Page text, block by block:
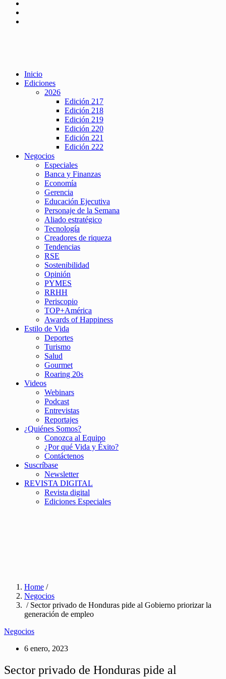
Inicio
Ediciones
2026
Edición 217
Edición 218
Edición 219
Edición 220
Edición 221
Edición 222
Negocios
Especiales
Banca y Finanzas
Economía
Gerencia
Educación Ejecutiva
Personaje de la Semana
Aliado estratégico
Tecnología
Creadores de riqueza
Tendencias
RSE
Sostenibilidad
Opinión
PYMES
RRHH
Periscopio
TOP+América
Awards of Happiness
Estilo de Vida
Deportes
Turismo
Salud
Gourmet
Roaring 20s
Videos
Webinars
Podcast
Entrevistas
Reportajes
¿Quiénes Somos?
Conozca al Equipo
¿Por qué Vida y Éxito?
Contáctenos
Suscríbase
Newsletter
REVISTA DIGITAL
Revista digital
Ediciones Especiales
Home /
Negocios
/ Sector privado de Honduras pide al Gobierno priorizar la
generación de empleo
Negocios
6 enero, 2023
Sector privado de Honduras pide al